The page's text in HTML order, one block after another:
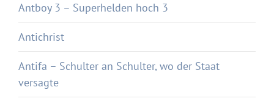
Antboy 3 – Superhelden hoch 3
Antichrist
Antifa – Schulter an Schulter, wo der Staat
versagte